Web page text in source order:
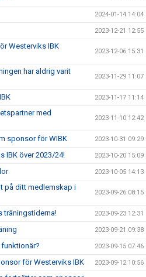
2024-01-14 14:04
2023-12-21 12:55
Westerviks IBK
2023-12-06 15:31
har aldrig varit
2023-11-29 11:07
2023-11-17 11:14
med
2023-11-10 12:42
sponsor för WIBK 2023-10-31 09:29
IBK över 2023/24! 2023-10-20 15:09
2023-10-05 14:13
på ditt medlemskap i
2023-09-26 08:15
träningstiderna! 2023-09-23 12:31
2023-09-21 09:38
funktionär? 2023-09-15 07:46
för Westerviks IBK 2023-09-12 10:56